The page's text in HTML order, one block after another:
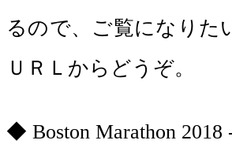
るので、ご覧になりた
ＵＲＬからどうぞ。
Boston Marathon 2018